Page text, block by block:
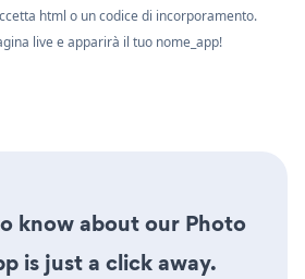
html o un codice di incorporamento.
live e apparirà il tuo nome_app!
know about our Photo
is just a click away.